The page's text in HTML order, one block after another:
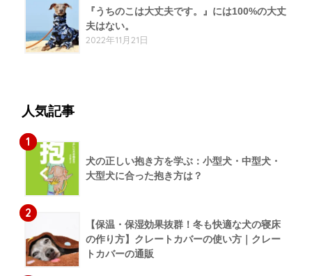
『うちのこは大丈夫です。』には100%の大丈
夫はない。
2022年11月21日
人気記事
1
犬の正しい抱き方を学ぶ：小型犬・中型犬・
大型犬に合った抱き方は？
2
【保温・保湿効果抜群！冬も快適な犬の寝床
の作り方】クレートカバーの使い方｜クレー
トカバーの通販